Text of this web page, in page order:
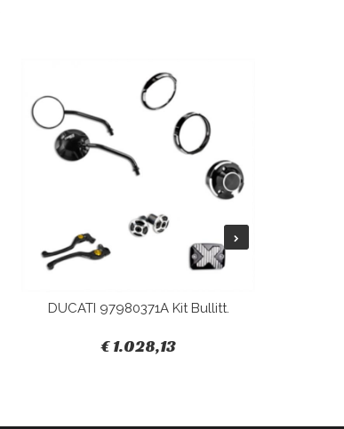
DUCATI 97980371A Kit Bullitt.
€ 1.028,13